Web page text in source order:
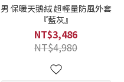
男 保暖天鵝絨 超輕量防風外套
『藍灰』
NT$3,486
NT$4,980